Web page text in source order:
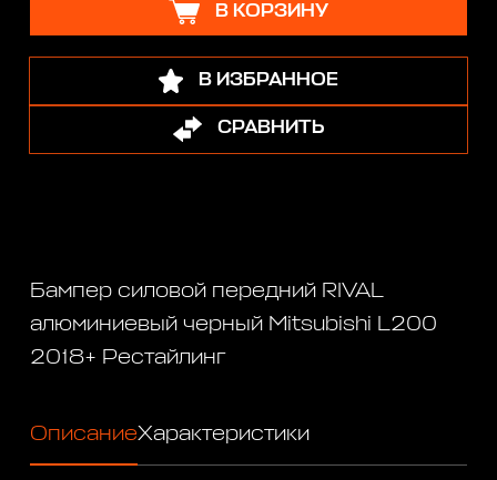
В КОРЗИНУ
В ИЗБРАННОЕ
СРАВНИТЬ
Бампер силовой передний RIVAL
алюминиевый черный Mitsubishi L200
2018+ Рестайлинг
ОписаниеХарактеристики